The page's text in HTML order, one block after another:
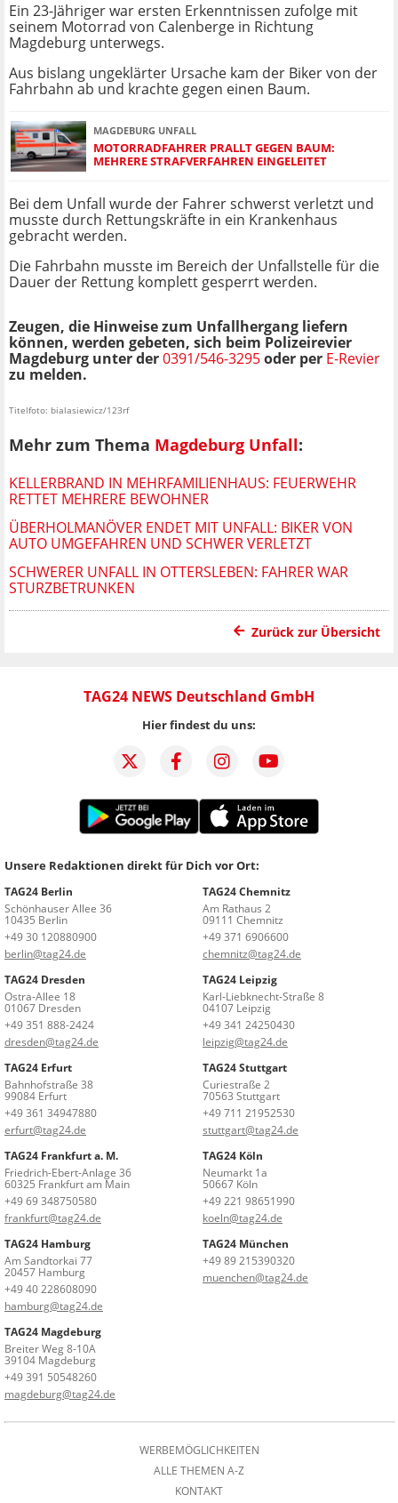
Ein 23-Jähriger war ersten Erkenntnissen zufolge mit
seinem Motorrad von Calenberge in Richtung
Magdeburg unterwegs.
Aus bislang ungeklärter Ursache kam der Biker von der
Fahrbahn ab und krachte gegen einen Baum.
MAGDEBURG UNFALL
MOTORRADFAHRER PRALLT GEGEN BAUM:
MEHRERE STRAFVERFAHREN EINGELEITET
Bei dem Unfall wurde der Fahrer schwerst verletzt und
musste durch Rettungskräfte in ein Krankenhaus
gebracht werden.
Die Fahrbahn musste im Bereich der Unfallstelle für die
Dauer der Rettung komplett gesperrt werden.
Zeugen, die Hinweise zum Unfallhergang liefern
können, werden gebeten, sich beim Polizeirevier
Magdeburg unter der0391/546-3295oder per E-Revier
zu melden.
Titelfoto: bialasiewicz/123rf
Mehr zum Thema Magdeburg Unfall:
KELLERBRAND IN MEHRFAMILIENHAUS: FEUERWEHR
RETTET MEHRERE BEWOHNER
ÜBERHOLMANÖVER ENDET MIT UNFALL: BIKER VON
AUTO UMGEFAHREN UND SCHWER VERLETZT
SCHWERER UNFALL IN OTTERSLEBEN: FAHRER WAR
STURZBETRUNKEN
Zurück zur Übersicht
TAG24 NEWS Deutschland GmbH
Hier findest du uns:
Unsere Redaktionen direkt für Dich vor Ort:
TAG24 Berlin
Schönhauser Allee 36
10435 Berlin
+49 30 120880900
berlin@tag24.de
TAG24 Chemnitz
Am Rathaus 2
09111 Chemnitz
+49 371 6906600
chemnitz@tag24.de
TAG24 Dresden
Ostra-Allee 18
01067 Dresden
+49 351 888-2424
dresden@tag24.de
TAG24 Leipzig
Karl-Liebknecht-Straße 8
04107 Leipzig
+49 341 24250430
leipzig@tag24.de
TAG24 Erfurt
Bahnhofstraße 38
99084 Erfurt
+49 361 34947880
erfurt@tag24.de
TAG24 Stuttgart
Curiestraße 2
70563 Stuttgart
+49 711 21952530
stuttgart@tag24.de
TAG24 Frankfurt a. M.
Friedrich-Ebert-Anlage 36
60325 Frankfurt am Main
+49 69 348750580
frankfurt@tag24.de
TAG24 Köln
Neumarkt 1a
50667 Köln
+49 221 98651990
koeln@tag24.de
TAG24 Hamburg
Am Sandtorkai 77
20457 Hamburg
+49 40 228608090
hamburg@tag24.de
TAG24 München
+49 89 215390320
muenchen@tag24.de
TAG24 Magdeburg
Breiter Weg 8-10A
39104 Magdeburg
+49 391 50548260
magdeburg@tag24.de
WERBEMÖGLICHKEITEN
ALLE THEMEN A-Z
KONTAKT